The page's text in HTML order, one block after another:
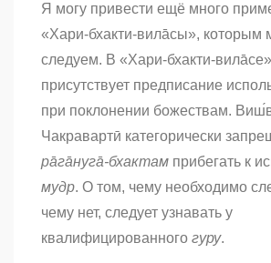
Я могу привести ещё много
«Хари-бхакти-вила̄сы», которым
следуем. В «Хари-бхакти-
присутствует предписание
при поклонении божествам.
Чакравартӣ категорически
ра̄га̄нуга̄-бхактам прибегать к
мудр. О том, чему необходимо
чему нет, следует узнавать у
квалифицированного гуру.